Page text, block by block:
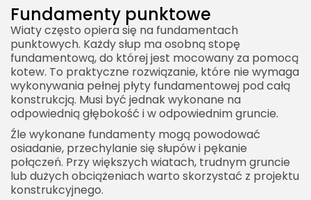
Fundamenty punktowe
Wiaty często opiera się na fundamentach
punktowych. Każdy słup ma osobną stopę
fundamentową, do której jest mocowany za pomocą
kotew. To praktyczne rozwiązanie, które nie wymaga
wykonywania pełnej płyty fundamentowej pod całą
konstrukcją. Musi być jednak wykonane na
odpowiednią głębokość i w odpowiednim gruncie.
Źle wykonane fundamenty mogą powodować
osiadanie, przechylanie się słupów i pękanie
połączeń. Przy większych wiatach, trudnym gruncie
lub dużych obciążeniach warto skorzystać z projektu
konstrukcyjnego.